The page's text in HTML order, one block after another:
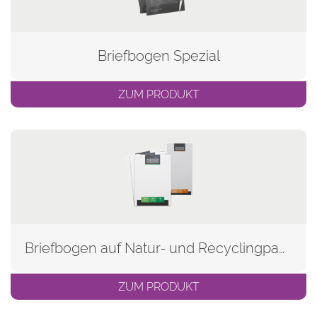
Briefbogen Spezial
ZUM PRODUKT
Briefbogen auf Natur- und Recyclingpapier
ZUM PRODUKT